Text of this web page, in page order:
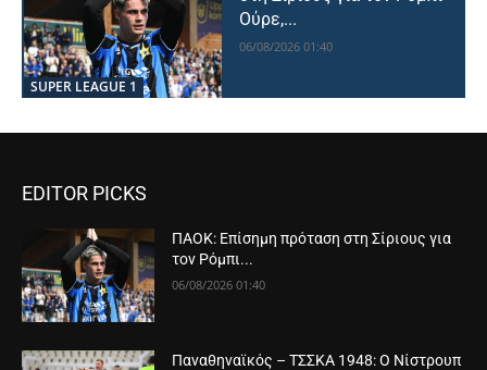
SUPER LEAGUE 1
Ούρε,...
06/08/2026 01:40
EDITOR PICKS
ΠΑΟΚ: Επίσημη πρόταση στη Σίριους για
τον Ρόμπι...
06/08/2026 01:40
Παναθηναϊκός – ΤΣΣΚΑ 1948: Ο Νίστρουπ